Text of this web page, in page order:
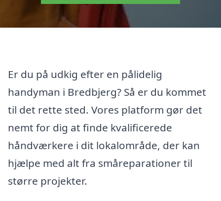
Er du på udkig efter en pålidelig
handyman i Bredbjerg? Så er du kommet
til det rette sted. Vores platform gør det
nemt for dig at finde kvalificerede
håndværkere i dit lokalområde, der kan
hjælpe med alt fra småreparationer til
større projekter.